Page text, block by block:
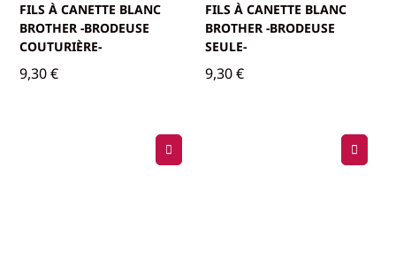
FILS À CANETTE BLANC
BROTHER -BRODEUSE
COUTURIÈRE-
9,30€
FILS À CANETTE BLANC
BROTHER -BRODEUSE
SEULE-
9,30€